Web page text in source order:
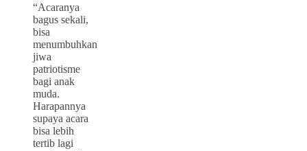
“Acaranya
bagus sekali,
bisa
menumbuhkan
jiwa
patriotisme
bagi anak
muda.
Harapannya
supaya acara
bisa lebih
tertib lagi